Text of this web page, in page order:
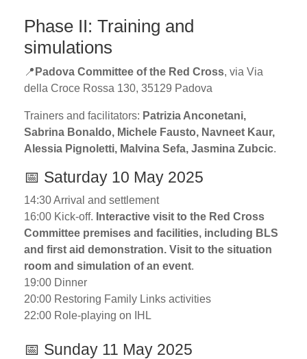
Phase II: Training and
simulations
📍 Padova Committee of the Red Cross, via Via
della Croce Rossa 130, 35129 Padova
Trainers and facilitators: Patrizia Anconetani,
Sabrina Bonaldo, Michele Fausto, Navneet Kaur,
Alessia Pignoletti, Malvina Sefa, Jasmina Zubcic.
📅 Saturday 10 May 2025
14:30 Arrival and settlement
16:00 Kick-off. Interactive visit to the Red Cross
Committee premises and facilities, including BLS
and first aid demonstration. Visit to the situation
room and simulation of an event.
19:00 Dinner
20:00 Restoring Family Links activities
22:00 Role-playing on IHL
📅 Sunday 11 May 2025